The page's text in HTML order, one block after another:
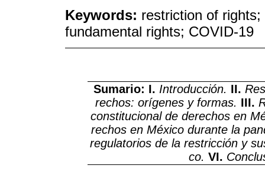
Keywords: restriction of
fundamental rights; COVID-19
Sumario: I. Introducción. II.
rechos: orígenes y formas. III.
constitucional de derechos en
rechos en México durante la
regulatorios de la restricción y
co. VI.